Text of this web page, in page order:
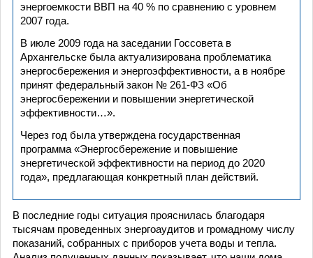
энергоемкости ВВП на 40 % по сравнению с уровнем
2007 года.
В июле 2009 года на заседании Госсовета в
Архангельске была актуализирована проблематика
энергосбережения и энергоэффективности, а в ноябре
принят федеральный закон № 261-ФЗ «Об
энергосбережении и повышении энергетической
эффективности…».
Через год была утверждена государственная
программа «Энергосбережение и повышение
энергетической эффективности на период до 2020
года», предлагающая конкретный план действий.
В последние годы ситуация прояснилась благодаря
тысячам проведенных энергоаудитов и громадному числу
показаний, собранных с приборов учета воды и тепла.